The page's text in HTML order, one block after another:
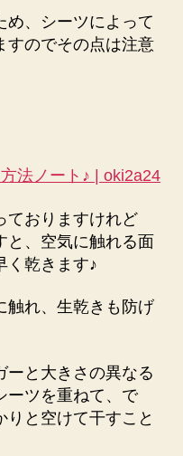
め、シーツによって
すのでその点は注意
法ノート♪ | oki2a24
ておりますけれど
と、空気に触れる面
く乾きます♪
触れ、生乾きも防げ
ーと大きさの異なる
ーツを重ねて、で
りと空けて干すこと